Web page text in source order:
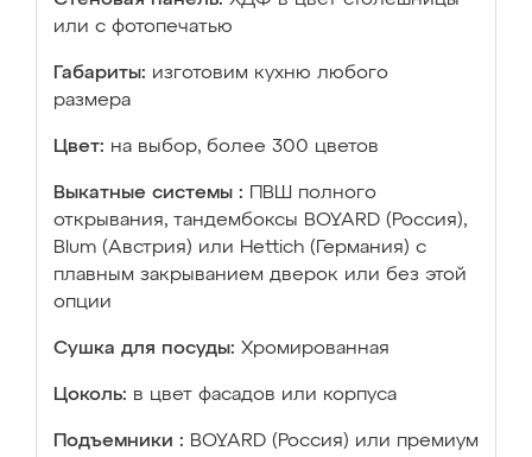
или с фотопечатью
Габариты: изготовим кухню любого
размера
Цвет: на выбор, более 300 цветов
Выкатные системы :
ПВШ полного
открывания, тандембоксы BOYARD (Россия),
Blum (Австрия) или Hettich (Германия) с
плавным закрыванием дверок или без этой
опции
Сушка для посуды: Хромированная
Цоколь: в цвет фасадов или корпуса
Подъемники : BOYARD (Россия) или премиум